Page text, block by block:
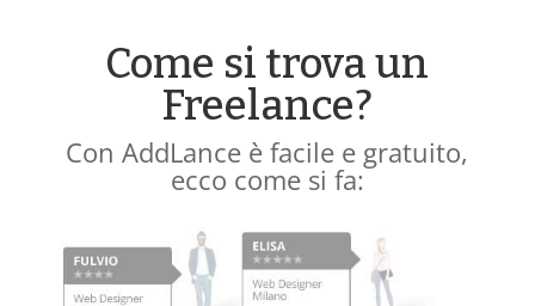
Come si trova un
Freelance?
Con AddLance è facile e gratuito,
ecco come si fa: